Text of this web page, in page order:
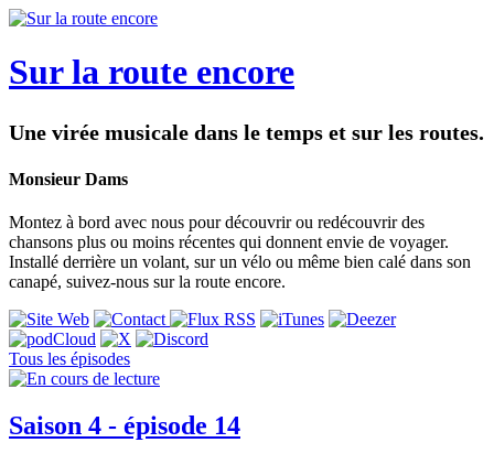
Sur la route encore
Une virée musicale dans le temps et sur les routes.
Monsieur Dams
Montez à bord avec nous pour découvrir ou redécouvrir des
chansons plus ou moins récentes qui donnent envie de voyager.
Installé derrière un volant, sur un vélo ou même bien calé dans son
canapé, suivez-nous sur la route encore.
Tous les épisodes
Saison 4 - épisode 14